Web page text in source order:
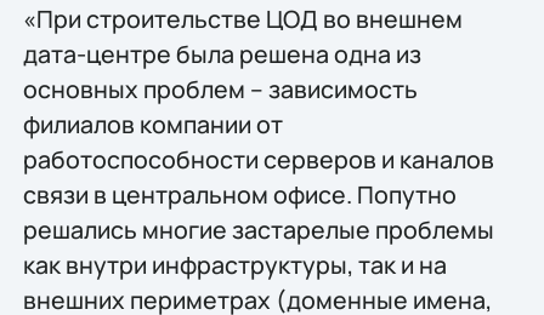
«При строительстве ЦОД во внешнем
дата-центре была решена одна из
основных проблем – зависимость
филиалов компании от
работоспособности серверов и каналов
связи в центральном офисе. Попутно
решались многие застарелые проблемы
как внутри инфраструктуры, так и на
внешних периметрах (доменные имена,